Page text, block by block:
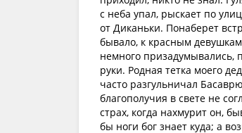
с неба упал, рыскает по
от Диканьки. Понаберет
бывало, к красным
немного призадумывались,
руки. Родная тетка моего
часто разгульничал
благополучия в свете не
страх, когда нахмурит он,
бы ноги бог знает куда; а